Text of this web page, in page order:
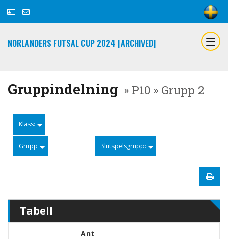
NORLANDERS FUTSAL CUP 2024 [ARCHIVED]
Gruppindelning » P10 » Grupp 2
Klass:
Grupp Slutspelsgrupp:
Tabell
Ant